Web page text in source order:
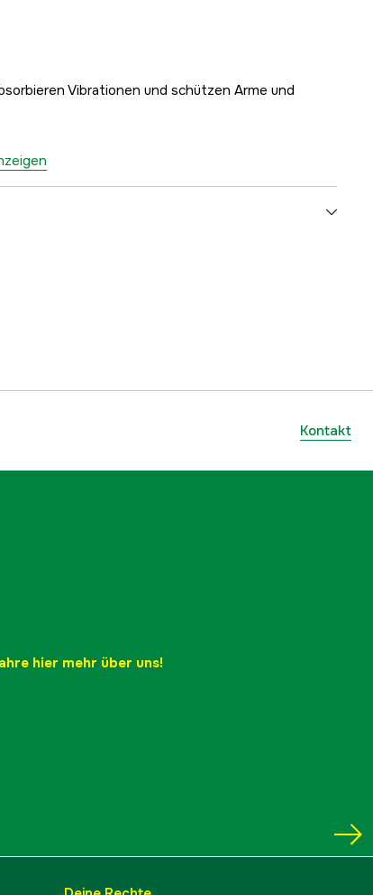
Vibrationen und schützen Arme und
52 Stk.
1.5 kW
Kontakt
hier mehr über uns!